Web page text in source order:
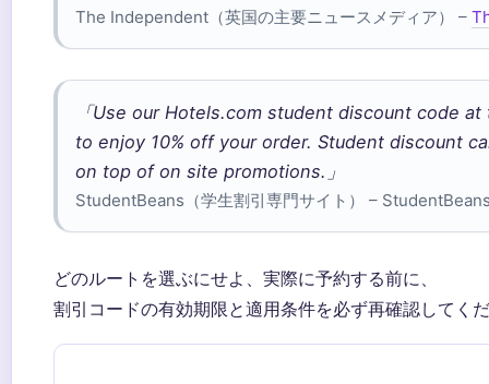
The Independent（英国の主要ニュースメディア） –
「Use our Hotels.com student discount code
to enjoy 10% off your order. Student discount
on top of on site promotions.」
StudentBeans（学生割引専門サイト） –
どのルートを選ぶにせよ、実際に予約する前に、
割引コードの有効期限と適用条件を必ず再確認してく